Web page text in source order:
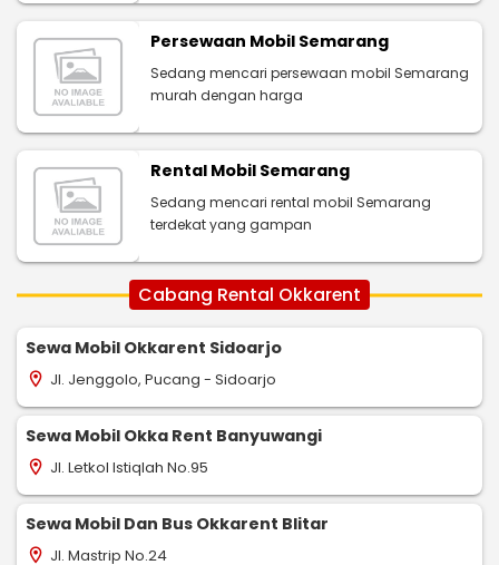
Persewaan Mobil Semarang
Sedang mencari persewaan mobil Semarang
murah dengan harga
Rental Mobil Semarang
Sedang mencari rental mobil Semarang
terdekat yang gampan
Cabang Rental Okkarent
Sewa Mobil Okkarent Sidoarjo
location_on Jl. Jenggolo, Pucang - Sidoarjo
Sewa Mobil Okka Rent Banyuwangi
location_on Jl. Letkol Istiqlah No.95
Sewa Mobil Dan Bus Okkarent Blitar
location_on Jl. Mastrip No.24